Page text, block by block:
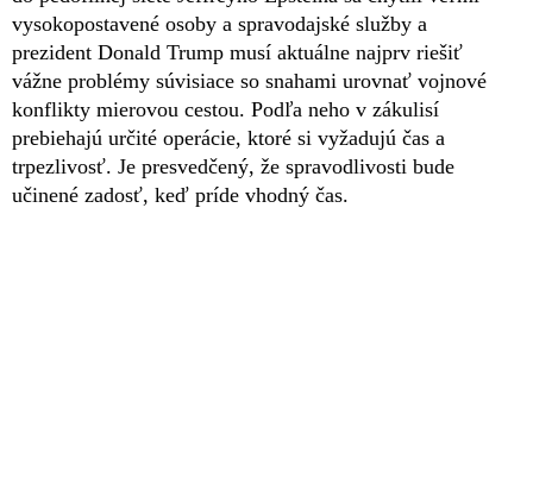
vysokopostavené osoby a spravodajské služby a
prezident Donald Trump musí aktuálne najprv riešiť
vážne problémy súvisiace so snahami urovnať vojnové
konflikty mierovou cestou. Podľa neho v zákulisí
prebiehajú určité operácie, ktoré si vyžadujú čas a
trpezlivosť. Je presvedčený, že spravodlivosti bude
učinené zadosť, keď príde vhodný čas.